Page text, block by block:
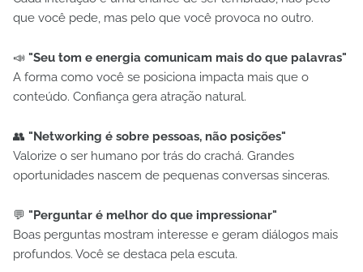
que você pede, mas pelo que você provoca no outro.
📣 "Seu tom e energia comunicam mais do que palavras"
A forma como você se posiciona impacta mais que o
conteúdo. Confiança gera atração natural.
👥 "Networking é sobre pessoas, não posições"
Valorize o ser humano por trás do crachá. Grandes
oportunidades nascem de pequenas conversas sinceras.
💬 "Perguntar é melhor do que impressionar"
Boas perguntas mostram interesse e geram diálogos mais
profundos. Você se destaca pela escuta.